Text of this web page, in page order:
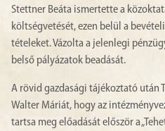
Stettner Beáta ismertette a
költségvetését, ezen belül a
tételeket. Vázolta a jelenlegi
belső pályázatok beadását.
A rövid gazdasági tájékoztató után
Walter Máriát, hogy az
tartsa meg előadását először a